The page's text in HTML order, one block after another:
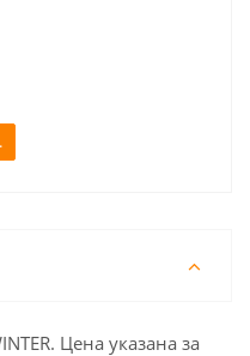
Цена указана за